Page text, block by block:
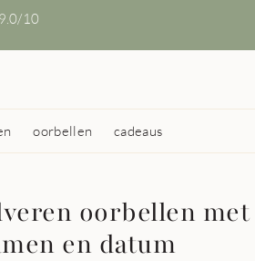
10
oorbellen cadeaus
oorbellen met
en datum